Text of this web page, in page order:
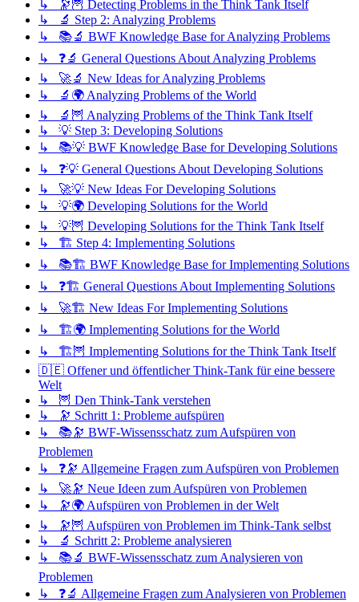
↳ 🔭🦉 Detecting Problems in the Think Tank Itself
↳ 🔬 Step 2: Analyzing Problems
↳ 📚🔬 BWF Knowledge Base for Analyzing Problems
↳ ❓🔬 General Questions About Analyzing Problems
↳ 🚀🔬 New Ideas for Analyzing Problems
↳ 🔬🌍 Analyzing Problems of the World
↳ 🔬🦉 Analyzing Problems of the Think Tank Itself
↳ 💡 Step 3: Developing Solutions
↳ 📚💡 BWF Knowledge Base for Developing Solutions
↳ ❓💡 General Questions About Developing Solutions
↳ 🚀💡 New Ideas For Developing Solutions
↳ 💡🌍 Developing Solutions for the World
↳ 💡🦉 Developing Solutions for the Think Tank Itself
↳ 🏗️ Step 4: Implementing Solutions
↳ 📚🏗️ BWF Knowledge Base for Implementing Solutions
↳ ❓🏗️ General Questions About Implementing Solutions
↳ 🚀🏗️ New Ideas For Implementing Solutions
↳ 🏗️🌍 Implementing Solutions for the World
↳ 🏗️🦉 Implementing Solutions for the Think Tank Itself
🇩🇪 Offener und öffentlicher Think-Tank für eine bessere
Welt
↳ 🦉 Den Think-Tank verstehen
↳ 🔭 Schritt 1: Probleme aufspüren
↳ 📚🔭 BWF-Wissensschatz zum Aufspüren von
Problemen
↳ ❓🔭 Allgemeine Fragen zum Aufspüren von Problemen
↳ 🚀🔭 Neue Ideen zum Aufspüren von Problemen
↳ 🔭🌍 Aufspüren von Problemen in der Welt
↳ 🔭🦉 Aufspüren von Problemen im Think-Tank selbst
↳ 🔬 Schritt 2: Probleme analysieren
↳ 📚🔬 BWF-Wissensschatz zum Analysieren von
Problemen
↳ ❓🔬 Allgemeine Fragen zum Analysieren von Problemen